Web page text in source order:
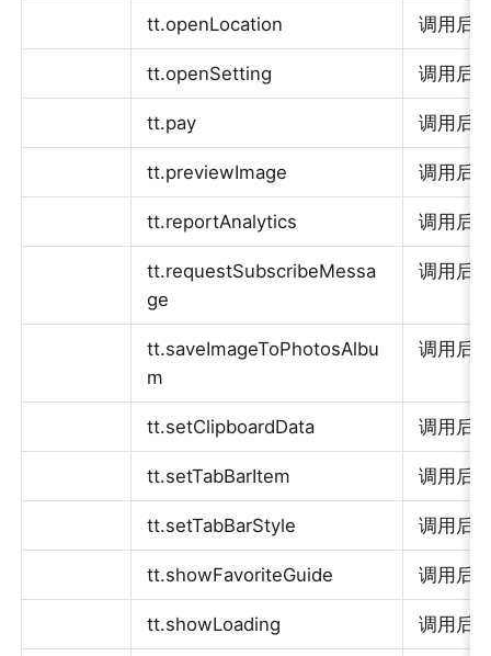
tt.openLocation 调用后
tt.openSetting 调用后
tt.pay 调用后
tt.previewImage 调用后
tt.reportAnalytics 调用后
tt.requestSubscribeMessa
ge
调用后
tt.saveImageToPhotosAlbu
m
调用后
tt.setClipboardData 调用后
tt.setTabBarItem 调用后
tt.setTabBarStyle 调用后
tt.showFavoriteGuide 调用后
tt.showLoading 调用后